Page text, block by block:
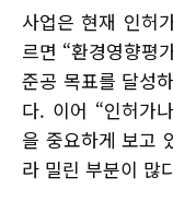
사업은 현재 인허
르면 “환경영향평
준공 목표를 달성
다. 이어 “인허가
을 중요하게 보고
라 밀린 부분이 많